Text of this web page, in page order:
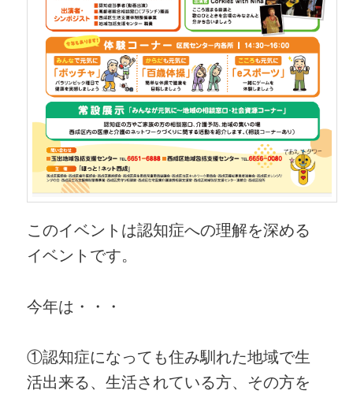
このイベントは認知症への理解を深める
イベントです。
今年は・・・
①認知症になっても住み馴れた地域で生
活出来る、生活されている方、その方を